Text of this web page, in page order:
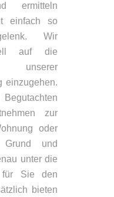
ermitteln
einfach so
Wir
auf die
unserer
einzugehen.
zur
oder
und
unter die
für Sie den
bieten